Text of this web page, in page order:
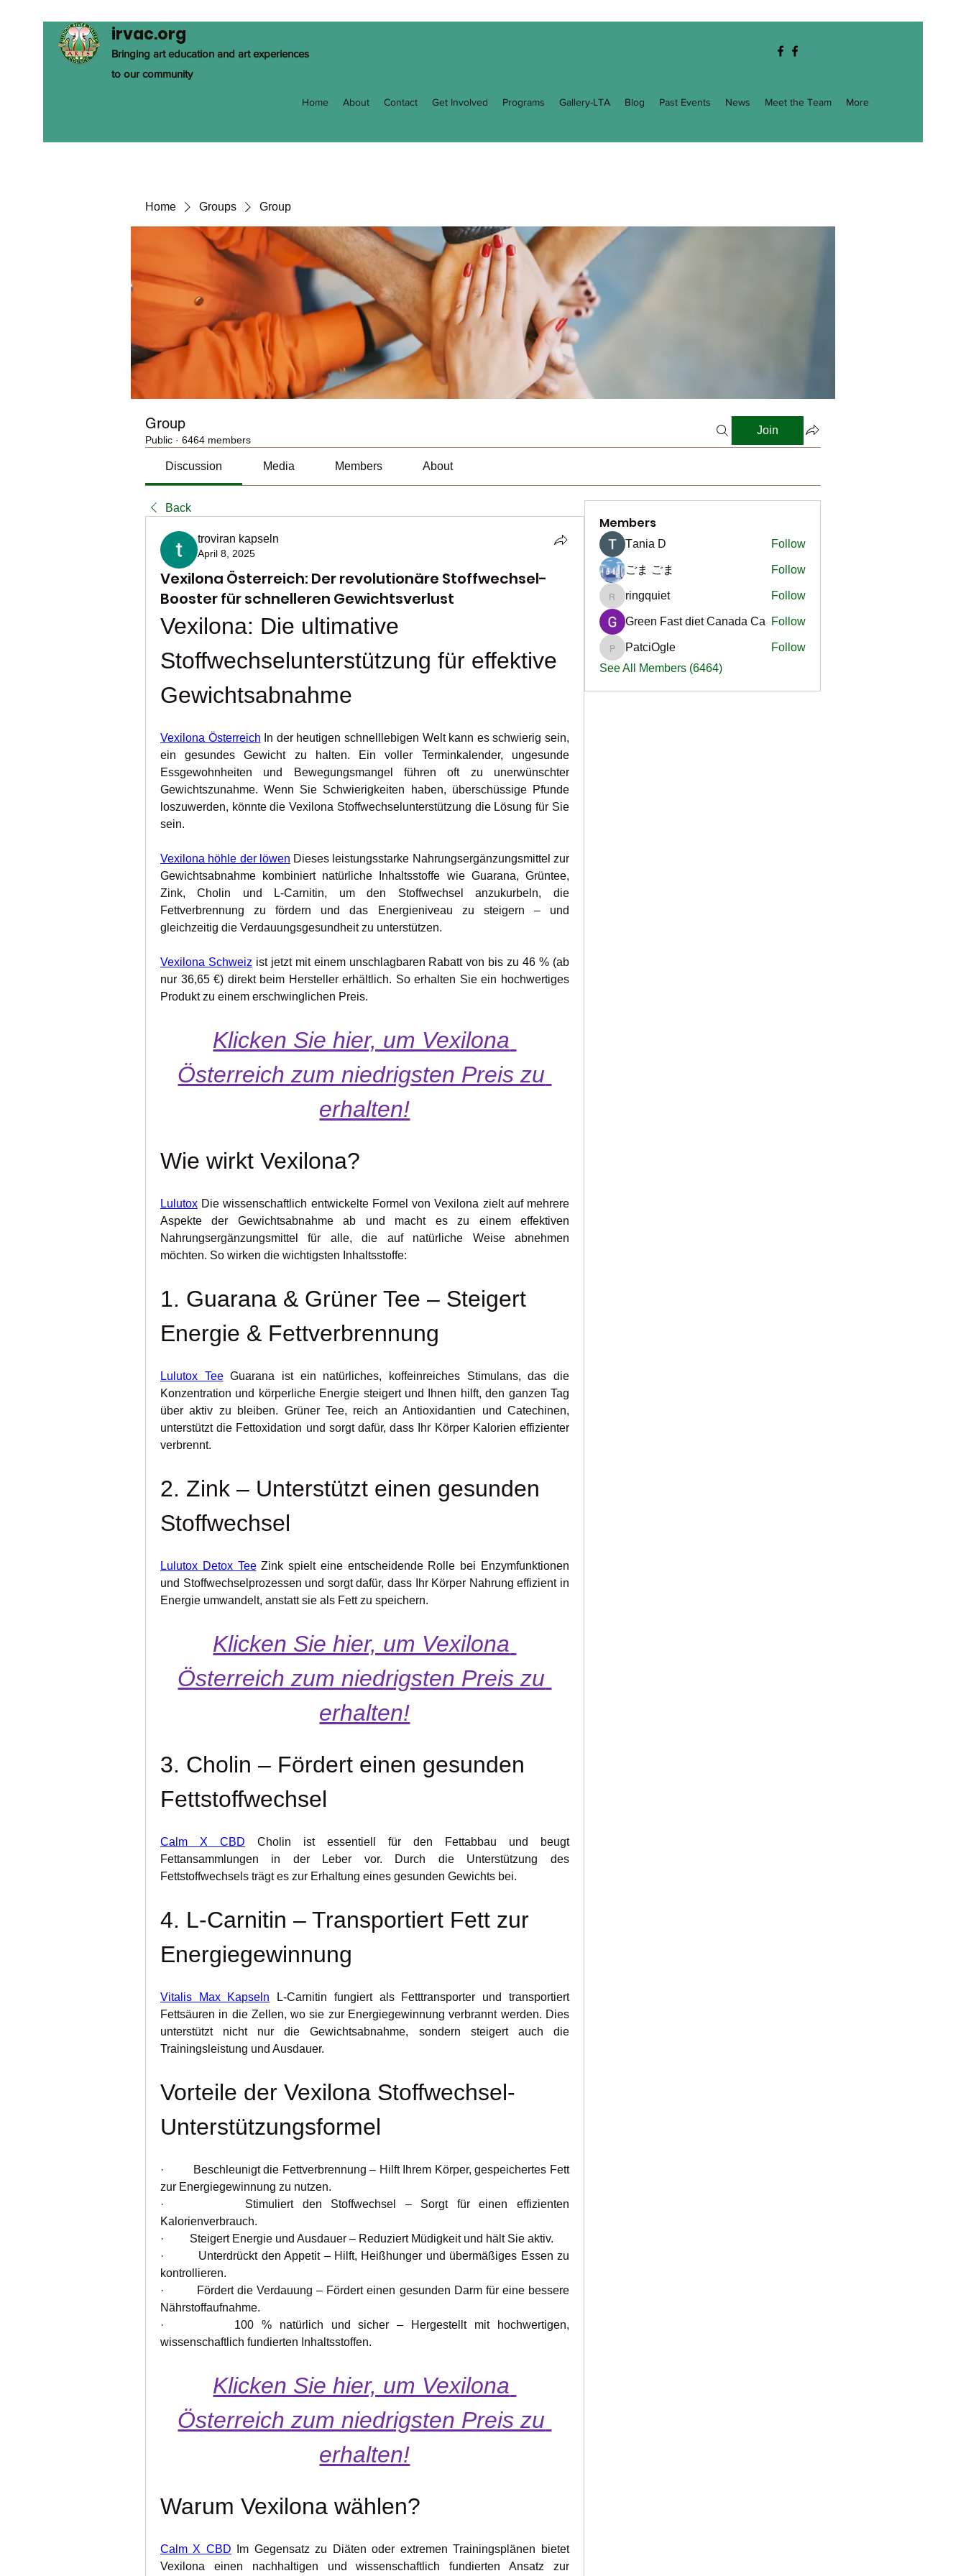
irvac.org
Bringing art education and art experiences
to our community
Home About Contact Get Involved Programs Gallery-LTA Blog Past Events News Meet the Team More
Home Groups Group
Group
Public · 6464 members
Join
Discussion Media Members About
Back
troviran kapseln
April 8, 2025
Vexilona Österreich: Der revolutionäre Stoffwechsel-
Booster für schnelleren Gewichtsverlust
Vexilona: Die ultimative
Stoffwechselunterstützung für effektive
Gewichtsabnahme
Vexilona Österreich In der heutigen schnelllebigen Welt kann es schwierig sein,
ein gesundes Gewicht zu halten. Ein voller Terminkalender, ungesunde
Essgewohnheiten und Bewegungsmangel führen oft zu unerwünschter
Gewichtszunahme. Wenn Sie Schwierigkeiten haben, überschüssige Pfunde
loszuwerden, könnte die Vexilona Stoffwechselunterstützung die Lösung für Sie
sein.
Vexilona höhle der löwen Dieses leistungsstarke Nahrungsergänzungsmittel zur
Gewichtsabnahme kombiniert natürliche Inhaltsstoffe wie Guarana, Grüntee,
Zink, Cholin und L-Carnitin, um den Stoffwechsel anzukurbeln, die
Fettverbrennung zu fördern und das Energieniveau zu steigern – und
gleichzeitig die Verdauungsgesundheit zu unterstützen.
Vexilona Schweiz ist jetzt mit einem unschlagbaren Rabatt von bis zu 46 % (ab
nur 36,65 €) direkt beim Hersteller erhältlich. So erhalten Sie ein hochwertiges
Produkt zu einem erschwinglichen Preis.
Klicken Sie hier, um Vexilona
Österreich zum niedrigsten Preis zu
erhalten!
Wie wirkt Vexilona?
Lulutox Die wissenschaftlich entwickelte Formel von Vexilona zielt auf mehrere
Aspekte der Gewichtsabnahme ab und macht es zu einem effektiven
Nahrungsergänzungsmittel für alle, die auf natürliche Weise abnehmen
möchten. So wirken die wichtigsten Inhaltsstoffe:
1. Guarana & Grüner Tee – Steigert
Energie & Fettverbrennung
Lulutox Tee Guarana ist ein natürliches, koffeinreiches Stimulans, das die
Konzentration und körperliche Energie steigert und Ihnen hilft, den ganzen Tag
über aktiv zu bleiben. Grüner Tee, reich an Antioxidantien und Catechinen,
unterstützt die Fettoxidation und sorgt dafür, dass Ihr Körper Kalorien effizienter
verbrennt.
2. Zink – Unterstützt einen gesunden
Stoffwechsel
Lulutox Detox Tee Zink spielt eine entscheidende Rolle bei Enzymfunktionen
und Stoffwechselprozessen und sorgt dafür, dass Ihr Körper Nahrung effizient in
Energie umwandelt, anstatt sie als Fett zu speichern.
Klicken Sie hier, um Vexilona
Österreich zum niedrigsten Preis zu
erhalten!
3. Cholin – Fördert einen gesunden
Fettstoffwechsel
Calm X CBD Cholin ist essentiell für den Fettabbau und beugt
Fettansammlungen in der Leber vor. Durch die Unterstützung des
Fettstoffwechsels trägt es zur Erhaltung eines gesunden Gewichts bei.
4. L-Carnitin – Transportiert Fett zur
Energiegewinnung
Vitalis Max Kapseln L-Carnitin fungiert als Fetttransporter und transportiert
Fettsäuren in die Zellen, wo sie zur Energiegewinnung verbrannt werden. Dies
unterstützt nicht nur die Gewichtsabnahme, sondern steigert auch die
Trainingsleistung und Ausdauer.
Vorteile der Vexilona Stoffwechsel-
Unterstützungsformel
·         Beschleunigt die Fettverbrennung – Hilft Ihrem Körper, gespeichertes Fett
zur Energiegewinnung zu nutzen.
·         Stimuliert den Stoffwechsel – Sorgt für einen effizienten
Kalorienverbrauch.
·         Steigert Energie und Ausdauer – Reduziert Müdigkeit und hält Sie aktiv.
·         Unterdrückt den Appetit – Hilft, Heißhunger und übermäßiges Essen zu
kontrollieren.
·         Fördert die Verdauung – Fördert einen gesunden Darm für eine bessere
Nährstoffaufnahme.
·         100 % natürlich und sicher – Hergestellt mit hochwertigen,
wissenschaftlich fundierten Inhaltsstoffen.
Klicken Sie hier, um Vexilona
Österreich zum niedrigsten Preis zu
erhalten!
Warum Vexilona wählen?
Calm X CBD Im Gegensatz zu Diäten oder extremen Trainingsplänen bietet
Vexilona einen nachhaltigen und wissenschaftlich fundierten Ansatz zur
Members
Тania D Follow
ごま ごま Follow
ringquiet
ringquiet Follow
Green Fast diet Canada Ca Follow
PatciOgle
PatciOgle
Follow
See All Members (6464)